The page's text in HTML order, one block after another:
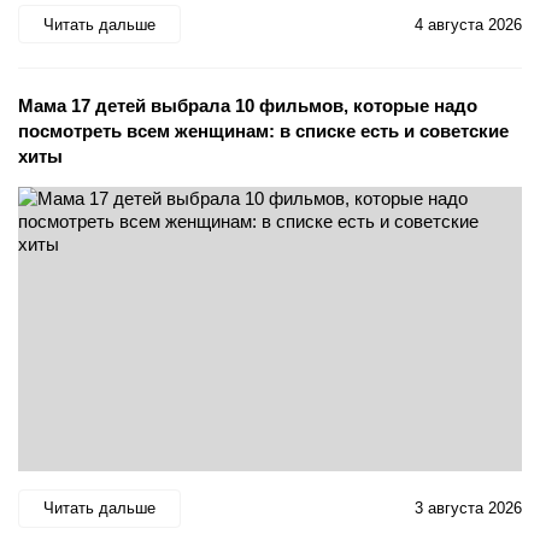
Читать дальше 4 августа 2026
Мама 17 детей выбрала 10 фильмов, которые надо
посмотреть всем женщинам: в списке есть и советские
хиты
Читать дальше 3 августа 2026